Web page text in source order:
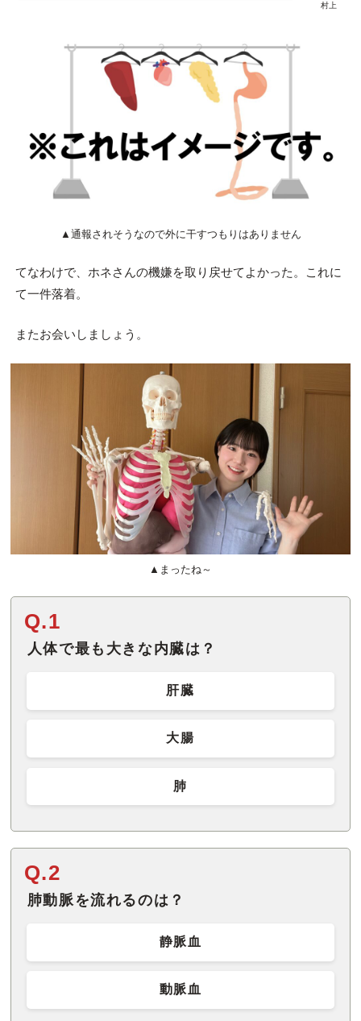
村上
▲通報されそうなので外に干すつもりはありません
てなわけで、ホネさんの機嫌を取り戻せてよかった。これに
て一件落着。
またお会いしましょう。
▲まったね～
Q.1
人体で最も大きな内臓は？
肝臓
大腸
肺
Q.2
肺動脈を流れるのは？
静脈血
動脈血